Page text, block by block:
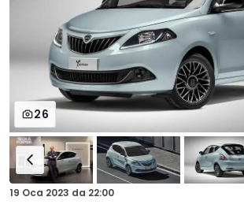
26
19 Oca 2023 da 22:00